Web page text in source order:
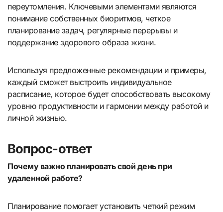
переутомления. Ключевыми элементами являются
понимание собственных биоритмов, четкое
планирование задач, регулярные перерывы и
поддержание здорового образа жизни.
Используя предложенные рекомендации и примеры,
каждый сможет выстроить индивидуальное
расписание, которое будет способствовать высокому
уровню продуктивности и гармонии между работой и
личной жизнью.
Вопрос-ответ
Почему важно планировать свой день при
удаленной работе?
Планирование помогает установить четкий режим